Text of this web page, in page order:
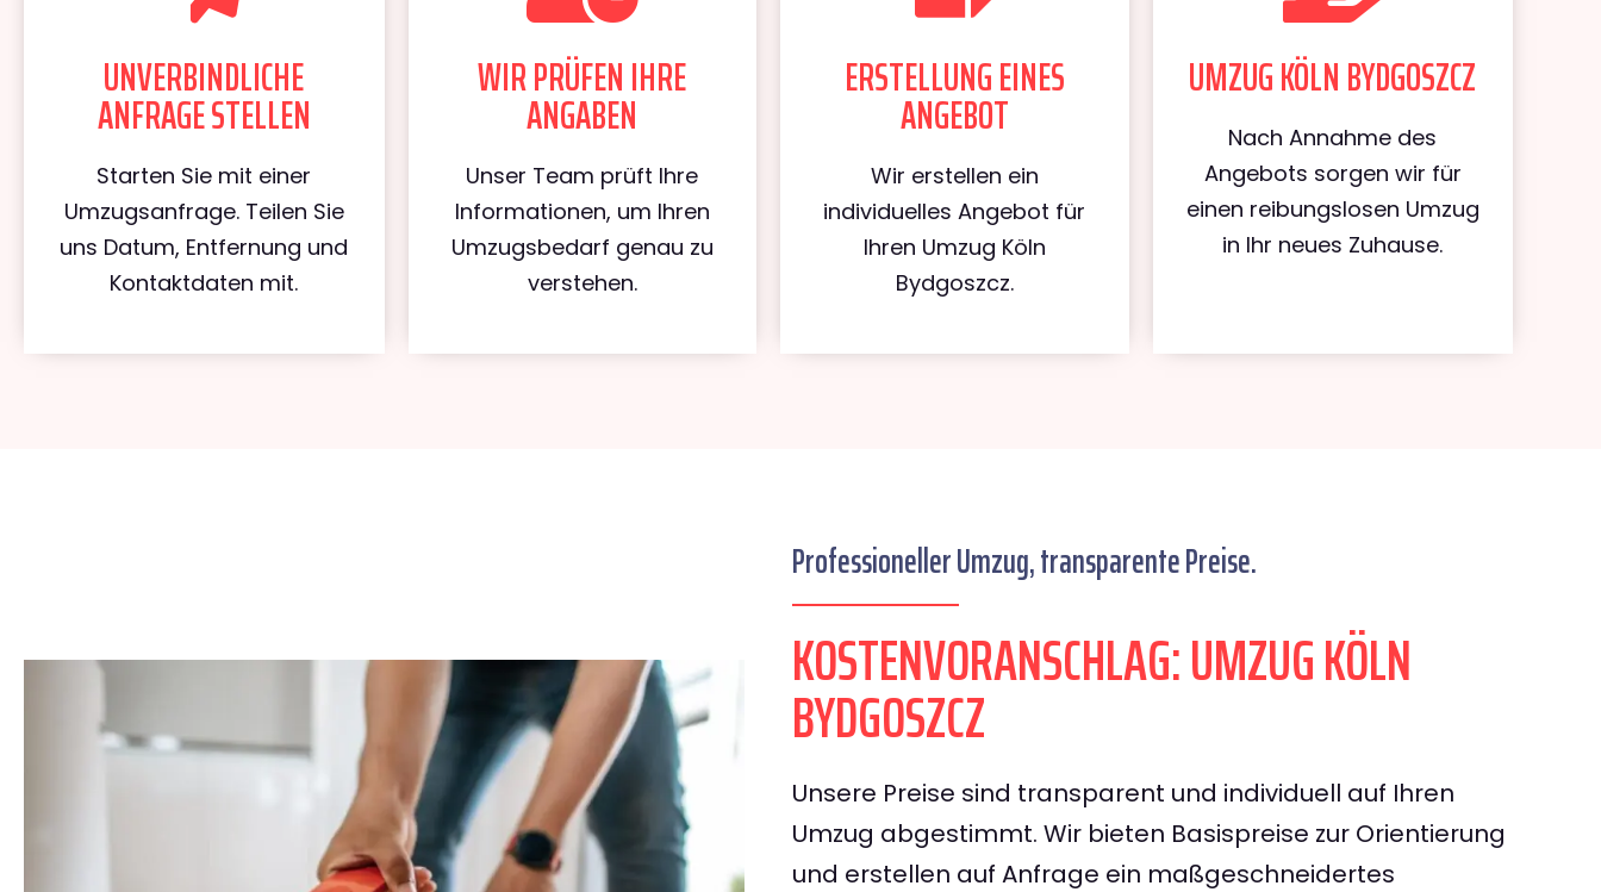
UNVERBINDLICHE
ANFRAGE STELLEN
Starten Sie mit einer
Umzugsanfrage. Teilen Sie
uns Datum, Entfernung und
Kontaktdaten mit.
WIR PRÜFEN IHRE
ANGABEN
Unser Team prüft Ihre
Informationen, um Ihren
Umzugsbedarf genau zu
verstehen.
ERSTELLUNG EINES
ANGEBOT
Wir erstellen ein
individuelles Angebot für
Ihren Umzug Köln
Bydgoszcz.
UMZUG KÖLN BYDGOSZCZ
Nach Annahme des
Angebots sorgen wir für
einen reibungslosen Umzug
in Ihr neues Zuhause.
Professioneller Umzug, transparente Preise.
KOSTENVORANSCHLAG: UMZUG KÖLN
BYDGOSZCZ
Unsere Preise sind transparent und individuell auf Ihren
Umzug abgestimmt. Wir bieten Basispreise zur Orientierung
und erstellen auf Anfrage ein maßgeschneidertes